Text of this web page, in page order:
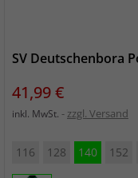
SV Deutschenbora
Preis
41,99 €
inkl. MwSt. zzgl. Versand
116 128 140 152